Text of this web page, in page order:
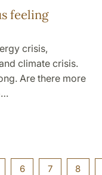
feeling
crisis,
climate crisis.
Are there more
6 7 8